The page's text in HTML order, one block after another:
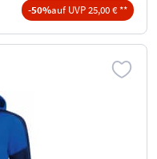
-50%auf UVP 25,00 € **